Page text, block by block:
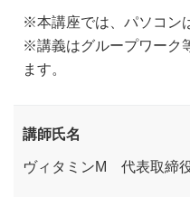
※本講座では、パソコン
※講義はグループワーク
ます。
講師氏名
ヴィタミンM 代表取